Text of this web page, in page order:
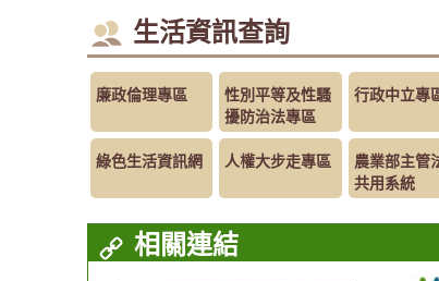
生活資訊查詢
廉政倫理專區
性別平等及性騷
擾防治法專區
行政中立專
綠色生活資訊網 人權大步走專區
農業部主管
共用系統
相關連結